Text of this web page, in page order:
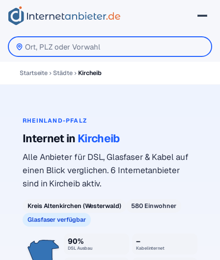
Startseite Städte Kircheib
RHEINLAND-PFALZ
Internet in Kircheib
Alle Anbieter für DSL, Glasfaser & Kabel auf
einen Blick verglichen. 6 Internetanbieter
sind in Kircheib aktiv.
Kreis Altenkirchen (Westerwald)
580 Einwohner
Glasfaser verfügbar
90%
DSL Ausbau
–
Kabelinternet